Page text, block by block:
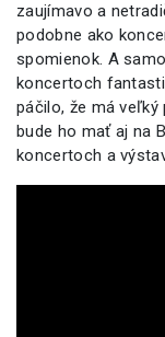
zaujímavo a
podobne ako
spomienok. A
koncertoch
páčilo, že má veľký
bude ho mať aj na
koncertoch a